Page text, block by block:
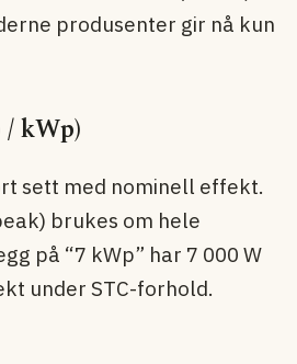
produsenter gir nå kun
kWp)
sett med nominell effekt.
brukes om hele
på “7 kWp” har 7 000 W
under STC-forhold.